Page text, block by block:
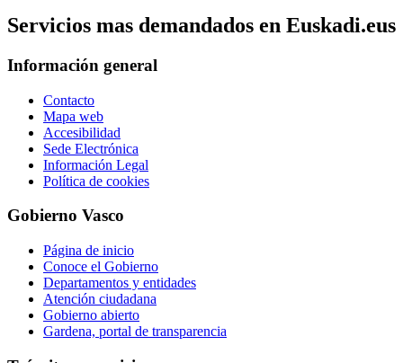
Servicios mas demandados en Euskadi.eus
Información general
Contacto
Mapa web
Accesibilidad
Sede Electrónica
Información Legal
Política de cookies
Gobierno Vasco
Página de inicio
Conoce el Gobierno
Departamentos y entidades
Atención ciudadana
Gobierno abierto
Gardena, portal de transparencia